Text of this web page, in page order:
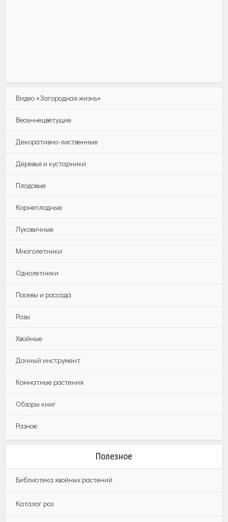
Видео «Загородная жизнь»
Весеннецветущие
Декоративно-лиственные
Деревья и кустарники
Плодовые
Корнеплодные
Луковичные
Многолетники
Однолетники
Посевы и рассада
Розы
Хвойные
Дачный инструмент
Комнатные растения
Обзоры книг
Разное
Полезное
Библиотека хвойных растений
Каталог роз